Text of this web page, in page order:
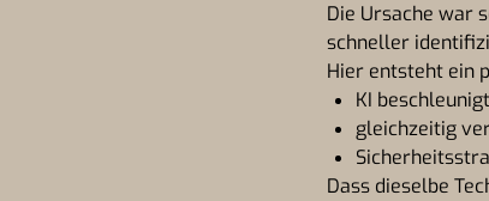
Die Ursache war
schneller
Hier entsteht ein
KI
gleichzeitig
Dass dieselbe